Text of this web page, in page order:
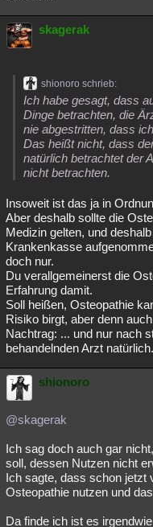
skagerak
shionoro schrieb:
Ich habe gesagt, dass
Dinge betrachten, die
nie abgestritten, dass
Das heißt nicht, dass
natürlich betrachtet der
nicht betrachten.
Insoweit ist das ja in
Aber deshalb sollte die
Medizin gelten, und
Krankenkasse
doch nur.
Du verallgemeinerst die
Erfahrung damit.
Soll heißen, Osteopathie
Risiko birgt, aber denn
Nachtrag: ... und nur nach
behandelnden Arzt natürlich.
shionoro
@skagerak
Ich sag doch auch gar
soll, dessen Nutzen nicht
Ich sagte, dass schon jetzt
Osteopathie nutzen und
Da finde ich ist es